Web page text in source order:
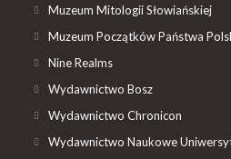
Muzeum Mitologii Słowiańskiej
Muzeum Początków Państwa
Nine Realms
Wydawnictwo Bosz
Wydawnictwo Chronicon
Wydawnictwo Naukowe